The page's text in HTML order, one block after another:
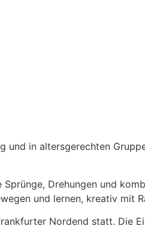
in altersgerechten
Drehungen und
und lernen, kreativ mit
Nordend statt. Die